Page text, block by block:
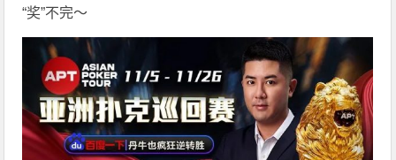
“奖”不完～